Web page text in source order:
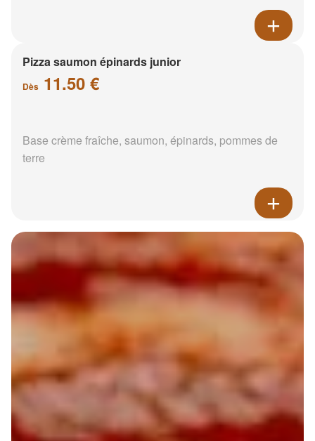
Pizza saumon épinards junior
Dès 11.50 €
Base crème fraîche, saumon, épinards, pommes de
terre